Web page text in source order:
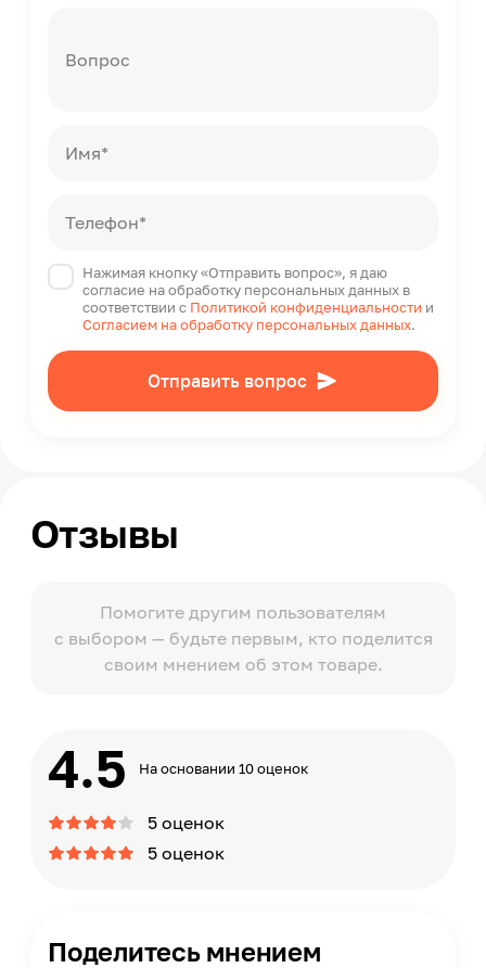
Вопрос
Имя*
Телефон*
Нажимая кнопку «Отправить вопрос», я даю
согласие на обработку персональных данных в
соответствии с Политикой конфиденциальности и
Согласием на обработку персональных данных.
Отправить вопрос
Отзывы
Помогите другим пользователям
с выбором — будьте первым, кто поделится
своим мнением об этом товаре.
4.5 На основании 10 оценок
5 оценок
5 оценок
Поделитесь мнением